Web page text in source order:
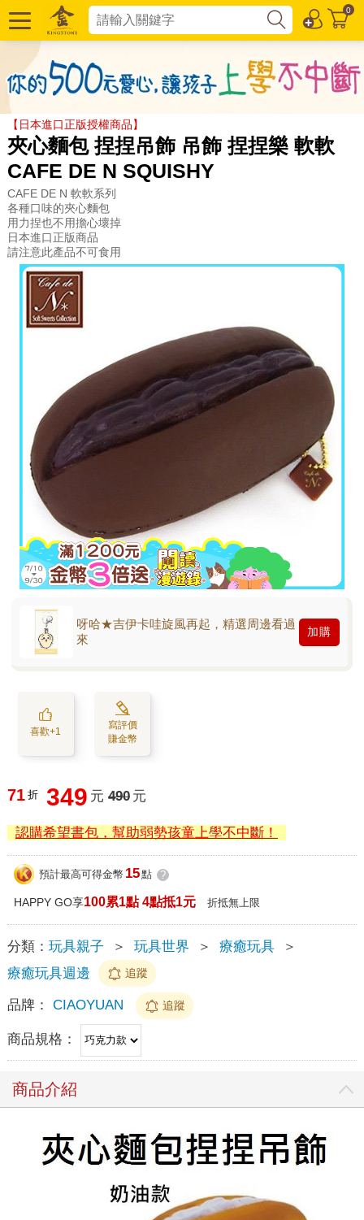
0
【日本進口正版授權商品】
夾心麵包 捏捏吊飾 吊飾 捏捏樂 軟軟
CAFE DE N SQUISHY
CAFE DE N 軟軟系列
各種口味的夾心麵包
用力捏也不用擔心壞掉
日本進口正版商品
請注意此產品不可食用
呀哈★吉伊卡哇旋風再起，精選周邊看過
來
加購
喜歡+1
寫評價
賺金幣
71 折 349 元 490 元
認購希望書包，幫助弱勢孩童上學不中斷！
預計最高可得金幣 15點 ?
HAPPY GO享100累1點 4點抵1元 折抵無上限
分類： 玩具親子 ＞ 玩具世界 ＞ 療癒玩具
＞
療癒玩具週邊
追蹤
品牌： CIAOYUAN 追蹤
商品規格：
商品介紹